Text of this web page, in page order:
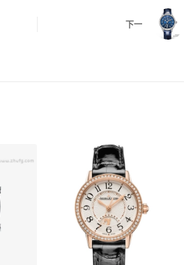
沒有問題後才會安排出貨。
方式與我們取得聯繫，將您感
與實際價格。
、尺寸、顏色、配件等細節，如
留；若需要排單，我們也會事先
以原裝價格的十分之一即可享受相
感。
行佩戴。
下一